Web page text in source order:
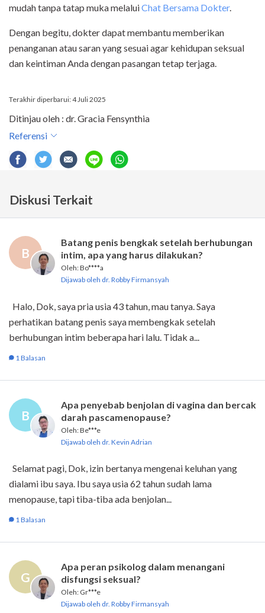
mudah tanpa tatap muka melaluiChat Bersama Dokter.
Dengan begitu, dokter dapat membantu memberikan
penanganan atau saran yang sesuai agar kehidupan seksual
dan keintiman Anda dengan pasangan tetap terjaga.
Terakhir diperbarui: 4 Juli 2025